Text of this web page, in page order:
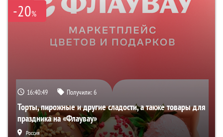
-20%
16:40:47 Получили:6
Торты, пирожные и другие сладости, а также товары для
праздника на «Флаувау»
Россия